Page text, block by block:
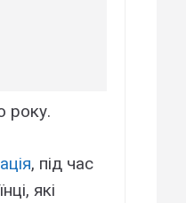
року.
, під час
які